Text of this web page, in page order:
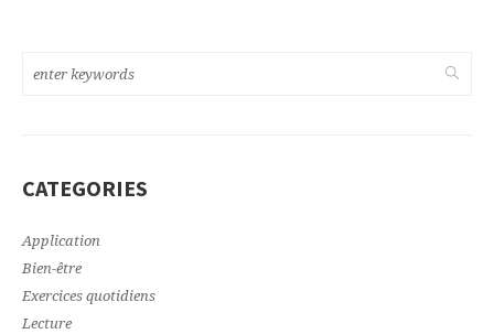
CATEGORIES
Application
Bien-être
Exercices quotidiens
Lecture